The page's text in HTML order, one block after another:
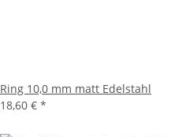
Ring 10,0 mm matt Edelstahl
18,60 € *